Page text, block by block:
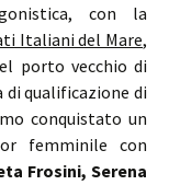
con la
Italiani del Mare,
porto vecchio di
qualificazione di
conquistato un
femminile con
Frosini, Serena